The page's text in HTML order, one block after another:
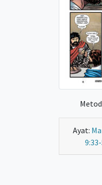
Ayat: